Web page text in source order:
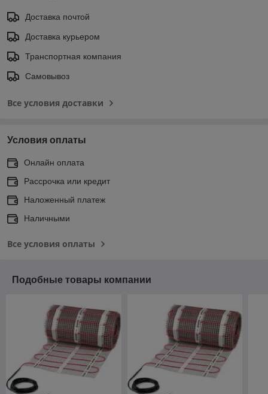
Доставка почтой
Доставка курьером
Транспортная компания
Самовывоз
Все условия доставки
Условия оплаты
Онлайн оплата
Рассрочка или кредит
Наложенный платеж
Наличными
Все условия оплаты
Подобные товары компании